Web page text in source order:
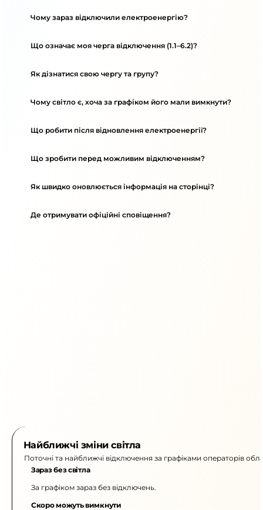
Чому зараз відключили електроенергію?
Що означає моя черга відключення (1.1–6.2)?
Як дізнатися свою чергу та групу?
Чому світло є, хоча за графіком його мали вимкнути?
Що робити після відновлення електроенергії?
Що зробити перед можливим відключенням?
Як швидко оновлюється інформація на сторінці?
Де отримувати офіційні сповіщення?
Найближчі зміни світла
Поточні та найближчі відключення за графіками операторів
Зараз без світла
За графіком зараз без відключень.
Скоро можуть вимкнути